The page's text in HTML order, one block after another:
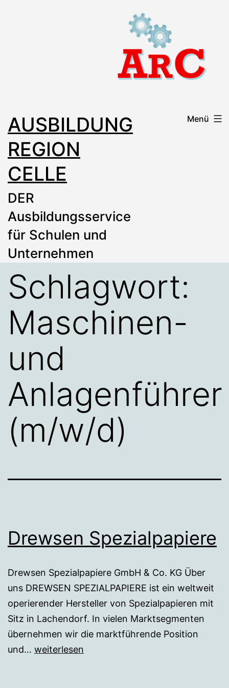
AUSBILDUNG
REGION
CELLE
DER
Ausbildungsservice
für Schulen und
Unternehmen
Menü
Schlagwort:
Maschinen-
und
Anlagenführer
(m/w/d)
Drewsen Spezialpapiere
Drewsen Spezialpapiere GmbH & Co. KG Über
uns DREWSEN SPEZIALPAPIERE ist ein weltweit
operierender Hersteller von Spezialpapieren mit
Sitz in Lachendorf. In vielen Marktsegmenten
übernehmen wir die marktführende Position
und… Drewsen
weiterlesen